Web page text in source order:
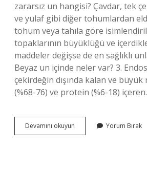
zararsız un hangisi? Çavdar, tek
ve yulaf gibi diğer tohumlardan
tohum veya tahıla göre
topaklarının büyüklüğü ve
maddeler değişse de en sağlıklı
Beyaz un içinde neler var? 3.
çekirdeğin dışında kalan ve
(%68-76) ve protein (%6-18)
Devamını okuyun
Un
Yorum Bırak